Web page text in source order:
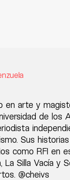
en arte y
de los
Sus
como RFI en
La Silla Vacía y
@cheivs